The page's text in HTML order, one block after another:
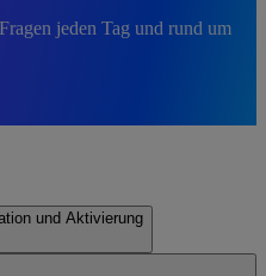
jeden Tag und rund um
und Aktivierung